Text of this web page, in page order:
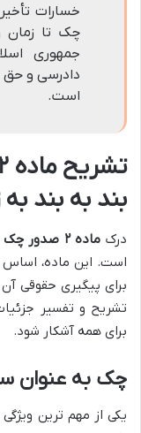
خسارات
چک تا زمان
جمهوری
دادرسی و حق
است.
بند به بند
درکماده ۲ صدور چک
است. این ماده، اساس
برای پیگیری حقوقی آن
تشریح و تفسیر
برای همه آشکار شود.
چک به عنوان
یکی از مهم ترین